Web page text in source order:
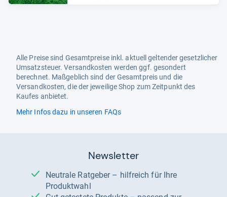
Alle Preise sind Gesamtpreise inkl. aktuell geltender gesetzlicher
Umsatzsteuer. Versandkosten werden ggf. gesondert
berechnet. Maßgeblich sind der Gesamtpreis und die
Versandkosten, die der jeweilige Shop zum Zeitpunkt des
Kaufes anbietet.
Mehr Infos dazu in unseren FAQs
Newsletter
Neutrale Ratgeber – hilfreich für Ihre
Produktwahl